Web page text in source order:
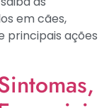
em cães,
principais ações